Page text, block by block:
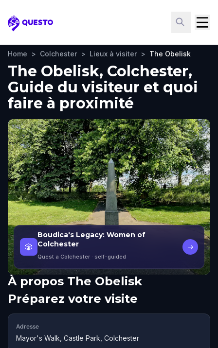
Questo
Home > Colchester > Lieux à visiter > The Obelisk
The Obelisk, Colchester,
Guide du visiteur et quoi
faire à proximité
🎲
Boudica's Legacy: Women of
Colchester
Quest a Colchester · self-guided
→
À propos The Obelisk
Préparez votre visite
Adresse
Mayor's Walk, Castle Park, Colchester